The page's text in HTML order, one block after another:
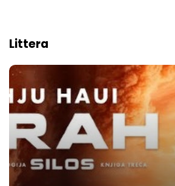
Littera